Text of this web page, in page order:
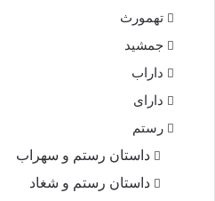
تهمورث
جمشید
داراب
دارای
رستم
داستان رستم و سهراب
داستان رستم و شغاد